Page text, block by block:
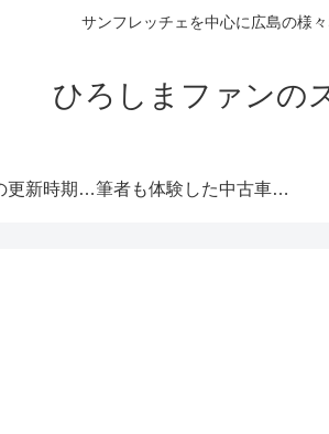
サンフレッチェを中心に広島の様
ひろしまファンの
自動車保険の更新時期にご注意！危険度が高くなる！忘れると等級にも響きます！ 筆者も体験した中古車情報・トヨタ・軽自動車 広島査定実戦編！